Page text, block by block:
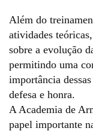
Além do
atividades
sobre a evolução
permitindo uma
importância
defesa e honra.
A Academia de
papel importante